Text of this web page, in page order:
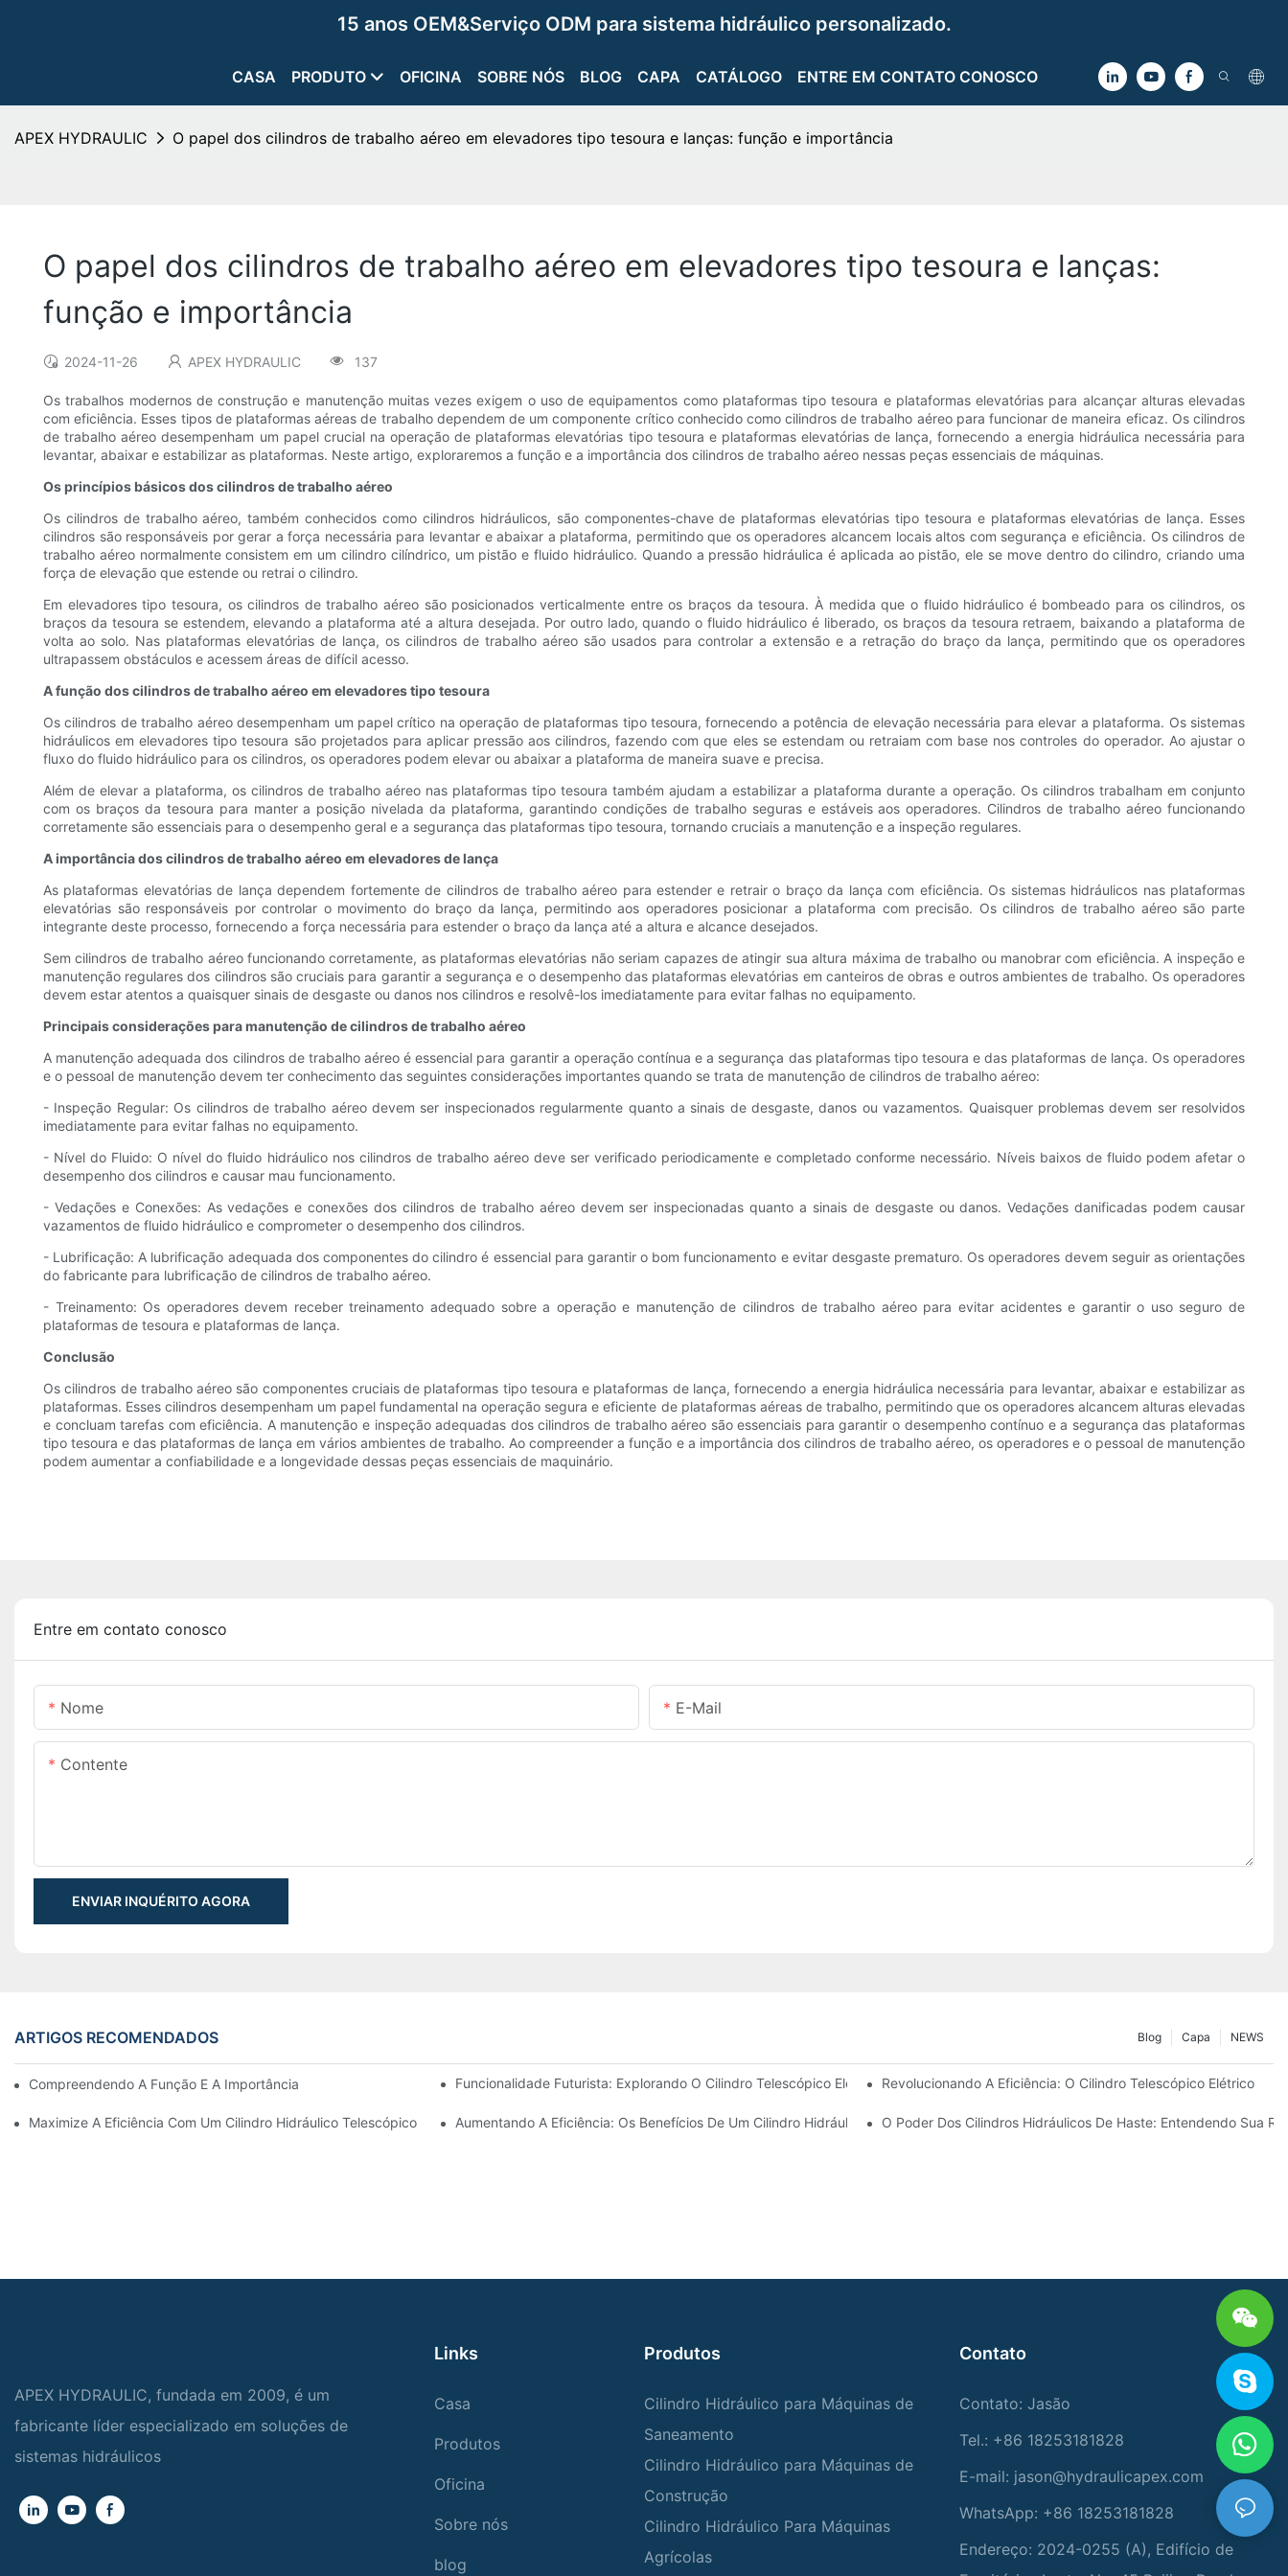
15 anos OEM&Serviço ODM para sistema hidráulico personalizado.
CASA PRODUTO OFICINA SOBRE NÓS BLOG CAPA CATÁLOGO ENTRE EM CONTATO CONOSCO
APEX HYDRAULIC O papel dos cilindros de trabalho aéreo em elevadores tipo tesoura e lanças: função e importância
O papel dos cilindros de trabalho aéreo em elevadores tipo tesoura e lanças:
função e importância
2024-11-26 APEX HYDRAULIC 137
Os trabalhos modernos de construção e manutenção muitas vezes exigem o uso de equipamentos como plataformas tipo tesoura e plataformas elevatórias para alcançar alturas elevadas
com eficiência. Esses tipos de plataformas aéreas de trabalho dependem de um componente crítico conhecido como cilindros de trabalho aéreo para funcionar de maneira eficaz. Os cilindros
de trabalho aéreo desempenham um papel crucial na operação de plataformas elevatórias tipo tesoura e plataformas elevatórias de lança, fornecendo a energia hidráulica necessária para
levantar, abaixar e estabilizar as plataformas. Neste artigo, exploraremos a função e a importância dos cilindros de trabalho aéreo nessas peças essenciais de máquinas.
Os princípios básicos dos cilindros de trabalho aéreo
Os cilindros de trabalho aéreo, também conhecidos como cilindros hidráulicos, são componentes-chave de plataformas elevatórias tipo tesoura e plataformas elevatórias de lança. Esses
cilindros são responsáveis ​​por gerar a força necessária para levantar e abaixar a plataforma, permitindo que os operadores alcancem locais altos com segurança e eficiência. Os cilindros de
trabalho aéreo normalmente consistem em um cilindro cilíndrico, um pistão e fluido hidráulico. Quando a pressão hidráulica é aplicada ao pistão, ele se move dentro do cilindro, criando uma
força de elevação que estende ou retrai o cilindro.
Em elevadores tipo tesoura, os cilindros de trabalho aéreo são posicionados verticalmente entre os braços da tesoura. À medida que o fluido hidráulico é bombeado para os cilindros, os
braços da tesoura se estendem, elevando a plataforma até a altura desejada. Por outro lado, quando o fluido hidráulico é liberado, os braços da tesoura retraem, baixando a plataforma de
volta ao solo. Nas plataformas elevatórias de lança, os cilindros de trabalho aéreo são usados ​​para controlar a extensão e a retração do braço da lança, permitindo que os operadores
ultrapassem obstáculos e acessem áreas de difícil acesso.
A função dos cilindros de trabalho aéreo em elevadores tipo tesoura
Os cilindros de trabalho aéreo desempenham um papel crítico na operação de plataformas tipo tesoura, fornecendo a potência de elevação necessária para elevar a plataforma. Os sistemas
hidráulicos em elevadores tipo tesoura são projetados para aplicar pressão aos cilindros, fazendo com que eles se estendam ou retraiam com base nos controles do operador. Ao ajustar o
fluxo do fluido hidráulico para os cilindros, os operadores podem elevar ou abaixar a plataforma de maneira suave e precisa.
Além de elevar a plataforma, os cilindros de trabalho aéreo nas plataformas tipo tesoura também ajudam a estabilizar a plataforma durante a operação. Os cilindros trabalham em conjunto
com os braços da tesoura para manter a posição nivelada da plataforma, garantindo condições de trabalho seguras e estáveis ​​aos operadores. Cilindros de trabalho aéreo funcionando
corretamente são essenciais para o desempenho geral e a segurança das plataformas tipo tesoura, tornando cruciais a manutenção e a inspeção regulares.
A importância dos cilindros de trabalho aéreo em elevadores de lança
As plataformas elevatórias de lança dependem fortemente de cilindros de trabalho aéreo para estender e retrair o braço da lança com eficiência. Os sistemas hidráulicos nas plataformas
elevatórias são responsáveis ​​por controlar o movimento do braço da lança, permitindo aos operadores posicionar a plataforma com precisão. Os cilindros de trabalho aéreo são parte
integrante deste processo, fornecendo a força necessária para estender o braço da lança até a altura e alcance desejados.
Sem cilindros de trabalho aéreo funcionando corretamente, as plataformas elevatórias não seriam capazes de atingir sua altura máxima de trabalho ou manobrar com eficiência. A inspeção e
manutenção regulares dos cilindros são cruciais para garantir a segurança e o desempenho das plataformas elevatórias em canteiros de obras e outros ambientes de trabalho. Os operadores
devem estar atentos a quaisquer sinais de desgaste ou danos nos cilindros e resolvê-los imediatamente para evitar falhas no equipamento.
Principais considerações para manutenção de cilindros de trabalho aéreo
A manutenção adequada dos cilindros de trabalho aéreo é essencial para garantir a operação contínua e a segurança das plataformas tipo tesoura e das plataformas de lança. Os operadores
e o pessoal de manutenção devem ter conhecimento das seguintes considerações importantes quando se trata de manutenção de cilindros de trabalho aéreo:
- Inspeção Regular: Os cilindros de trabalho aéreo devem ser inspecionados regularmente quanto a sinais de desgaste, danos ou vazamentos. Quaisquer problemas devem ser resolvidos
imediatamente para evitar falhas no equipamento.
- Nível do Fluido: O nível do fluido hidráulico nos cilindros de trabalho aéreo deve ser verificado periodicamente e completado conforme necessário. Níveis baixos de fluido podem afetar o
desempenho dos cilindros e causar mau funcionamento.
- Vedações e Conexões: As vedações e conexões dos cilindros de trabalho aéreo devem ser inspecionadas quanto a sinais de desgaste ou danos. Vedações danificadas podem causar
vazamentos de fluido hidráulico e comprometer o desempenho dos cilindros.
- Lubrificação: A lubrificação adequada dos componentes do cilindro é essencial para garantir o bom funcionamento e evitar desgaste prematuro. Os operadores devem seguir as orientações
do fabricante para lubrificação de cilindros de trabalho aéreo.
- Treinamento: Os operadores devem receber treinamento adequado sobre a operação e manutenção de cilindros de trabalho aéreo para evitar acidentes e garantir o uso seguro de
plataformas de tesoura e plataformas de lança.
Conclusão
Os cilindros de trabalho aéreo são componentes cruciais de plataformas tipo tesoura e plataformas de lança, fornecendo a energia hidráulica necessária para levantar, abaixar e estabilizar as
plataformas. Esses cilindros desempenham um papel fundamental na operação segura e eficiente de plataformas aéreas de trabalho, permitindo que os operadores alcancem alturas elevadas
e concluam tarefas com eficiência. A manutenção e inspeção adequadas dos cilindros de trabalho aéreo são essenciais para garantir o desempenho contínuo e a segurança das plataformas
tipo tesoura e das plataformas de lança em vários ambientes de trabalho. Ao compreender a função e a importância dos cilindros de trabalho aéreo, os operadores e o pessoal de manutenção
podem aumentar a confiabilidade e a longevidade dessas peças essenciais de maquinário.
Entre em contato conosco
Nome E-Mail
Contente
ENVIAR INQUÉRITO AGORA
ARTIGOS RECOMENDADOS NEWS
Capa
Blog
Compreendendo A Função E A Importância Dos Cilindros Hidráulicos De Barra De DireçãoFuncionalidade Futurista: Explorando O Cilindro Telescópico Elétrico Revolucionando A Eficiência: O Cilindro Telescópico Elétrico
Maximize A Eficiência Com Um Cilindro Hidráulico Telescópico Para Seu Caminhão BasculanteAumentando A Eficiência: Os Benefícios De Um Cilindro Hidráulico Telescópico De 4 EstágiosO Poder Dos Cilindros Hidráulicos De Haste: Entendendo Sua
APEX HYDRAULIC, fundada em 2009, é um
fabricante líder especializado em soluções de
sistemas hidráulicos
Links
Casa
Produtos
Oficina
Sobre nós
blog
Produtos
Cilindro Hidráulico para Máquinas de
Saneamento
Cilindro Hidráulico para Máquinas de
Construção
Cilindro Hidráulico Para Máquinas
Agrícolas
Contato
Contato: Jasão
Tel.: +86 18253181828
E-mail: jason@hydraulicapex.com
WhatsApp: +86 18253181828
Endereço: 2024-0255 (A), Edifício de